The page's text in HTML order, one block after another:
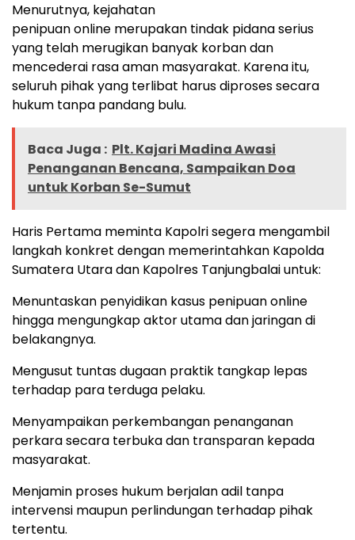
Menurutnya, kejahatan
penipuan online merupakan tindak pidana serius
yang telah merugikan banyak korban dan
mencederai rasa aman masyarakat. Karena itu,
seluruh pihak yang terlibat harus diproses secara
hukum tanpa pandang bulu.
Baca Juga : Plt. Kajari Madina Awasi
Penanganan Bencana, Sampaikan Doa
untuk Korban Se-Sumut
Haris Pertama meminta Kapolri segera mengambil
langkah konkret dengan memerintahkan Kapolda
Sumatera Utara dan Kapolres Tanjungbalai untuk:
Menuntaskan penyidikan kasus penipuan online
hingga mengungkap aktor utama dan jaringan di
belakangnya.
Mengusut tuntas dugaan praktik tangkap lepas
terhadap para terduga pelaku.
Menyampaikan perkembangan penanganan
perkara secara terbuka dan transparan kepada
masyarakat.
Menjamin proses hukum berjalan adil tanpa
intervensi maupun perlindungan terhadap pihak
tertentu.